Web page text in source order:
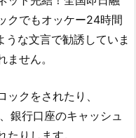
クでもオッケー24時間
な文言 で勧誘していま
せん。
クをされたり、
銀行口座のキャッシュ